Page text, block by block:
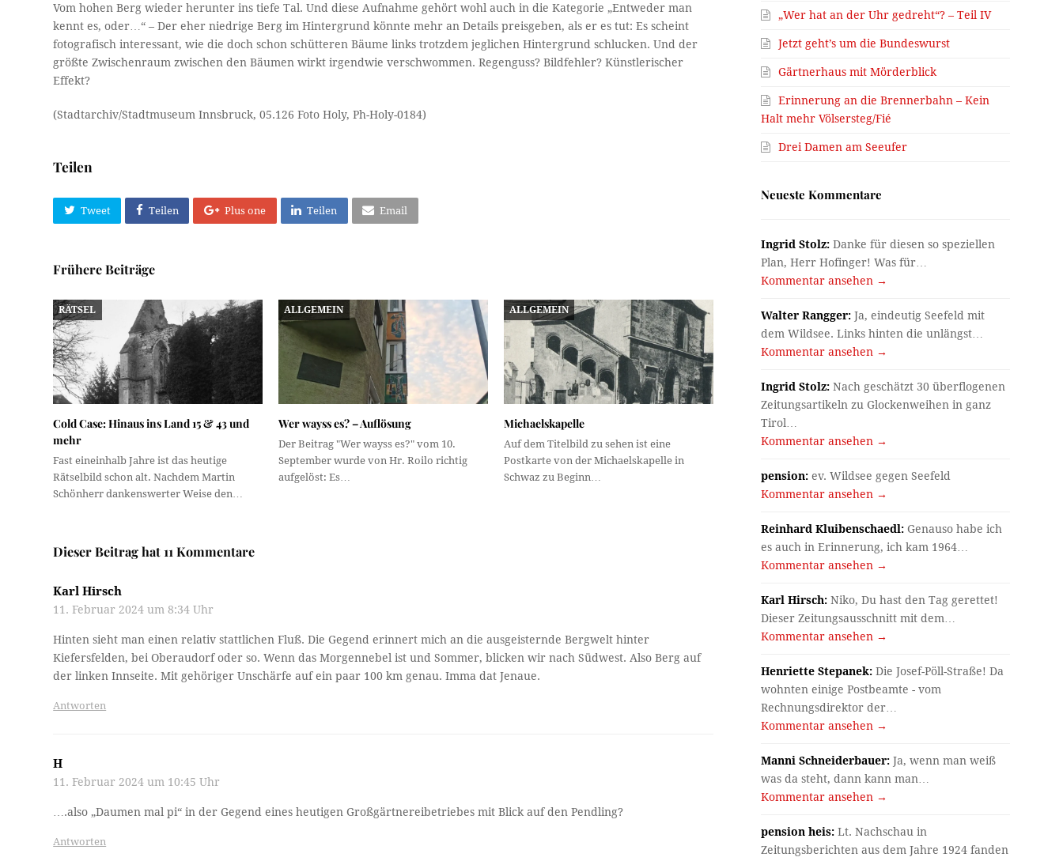
Vom hohen Berg wieder herunter ins tiefe Tal. Und diese Aufnahme gehört wohl auch in die Kategorie „Entweder man
kennt es, oder…“ – Der eher niedrige Berg im Hintergrund könnte mehr an Details preisgeben, als er es tut: Es scheint
fotografisch interessant, wie die doch schon schütteren Bäume links trotzdem jeglichen Hintergrund schlucken. Und der
größte Zwischenraum zwischen den Bäumen wirkt irgendwie verschwommen. Regenguss? Bildfehler? Künstlerischer
Effekt?
(Stadtarchiv/Stadtmuseum Innsbruck, 05.126 Foto Holy, Ph-Holy-0184)
Teilen
Tweet Teilen Plus one Teilen Email
Frühere Beiträge
RÄTSEL
Cold Case: Hinaus ins Land 15 & 43 und
mehr
Fast eineinhalb Jahre ist das heutige
Rätselbild schon alt. Nachdem Martin
Schönherr dankenswerter Weise den…
ALLGEMEIN
Wer wayss es? – Auflösung
Der Beitrag "Wer wayss es?" vom 10.
September wurde von Hr. Roilo richtig
aufgelöst: Es…
ALLGEMEIN
Michaelskapelle
Auf dem Titelbild zu sehen ist eine
Postkarte von der Michaelskapelle in
Schwaz zu Beginn…
Dieser Beitrag hat 11 Kommentare
Karl Hirsch
11. Februar 2024 um 8:34 Uhr
Hinten sieht man einen relativ stattlichen Fluß. Die Gegend erinnert mich an die ausgeisternde Bergwelt hinter
Kiefersfelden, bei Oberaudorf oder so. Wenn das Morgennebel ist und Sommer, blicken wir nach Südwest. Also Berg auf
der linken Innseite. Mit gehöriger Unschärfe auf ein paar 100 km genau. Imma dat Jenaue.
Antworten
H
11. Februar 2024 um 10:45 Uhr
….also „Daumen mal pi“ in der Gegend eines heutigen Großgärtnereibetriebes mit Blick auf den Pendling?
Antworten
„Wer hat an der Uhr gedreht“? – Teil IV
Jetzt geht’s um die Bundeswurst
Gärtnerhaus mit Mörderblick
Erinnerung an die Brennerbahn – Kein
Halt mehr Völsersteg/Fié
Drei Damen am Seeufer
Neueste Kommentare
Ingrid Stolz: Danke für diesen so speziellen
Plan, Herr Hofinger! Was für…
Kommentar ansehen →
Walter Rangger: Ja, eindeutig Seefeld mit
dem Wildsee. Links hinten die unlängst…
Kommentar ansehen →
Ingrid Stolz: Nach geschätzt 30 überflogenen
Zeitungsartikeln zu Glockenweihen in ganz
Tirol…
Kommentar ansehen →
pension: ev. Wildsee gegen Seefeld
Kommentar ansehen →
Reinhard Kluibenschaedl: Genauso habe ich
es auch in Erinnerung, ich kam 1964…
Kommentar ansehen →
Karl Hirsch: Niko, Du hast den Tag gerettet!
Dieser Zeitungsausschnitt mit dem…
Kommentar ansehen →
Henriette Stepanek: Die Josef-Pöll-Straße! Da
wohnten einige Postbeamte - vom
Rechnungsdirektor der…
Kommentar ansehen →
Manni Schneiderbauer: Ja, wenn man weiß
was da steht, dann kann man…
Kommentar ansehen →
pension heis: Lt. Nachschau in
Zeitungsberichten aus dem Jahre 1924 fanden